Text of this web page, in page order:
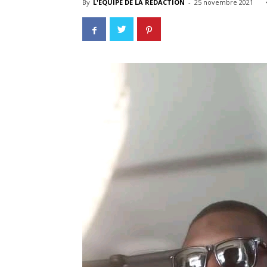
By L'EQUIPE DE LA REDACTION - 25 novembre 2021